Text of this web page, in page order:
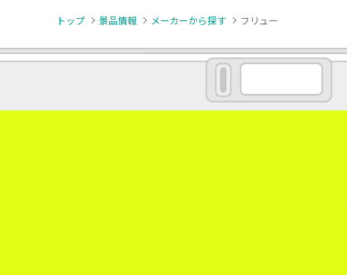
トップ 景品情報 メーカーから探す フリュー